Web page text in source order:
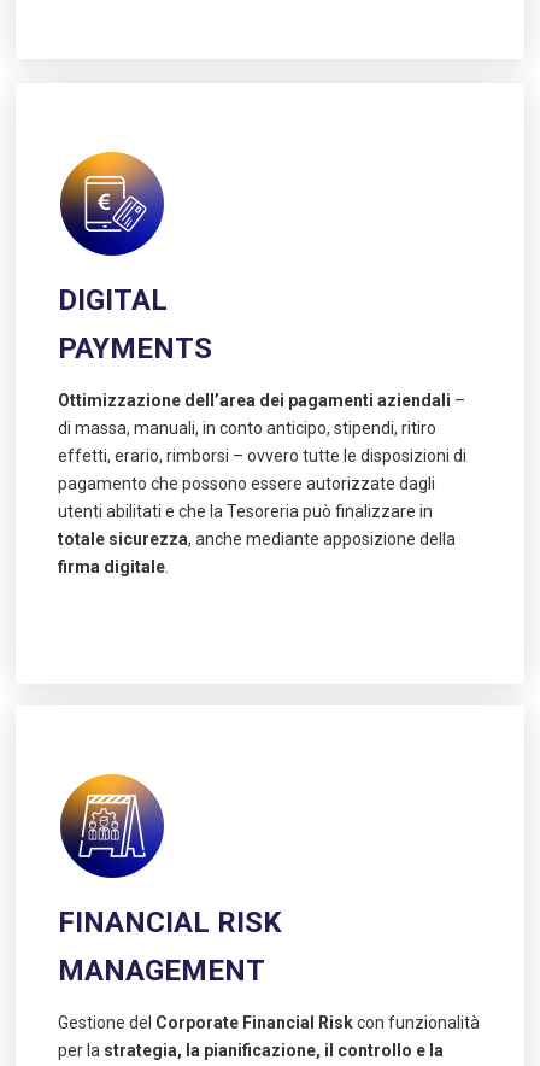
DIGITAL
PAYMENTS
Ottimizzazione dell’area dei pagamenti aziendali –
di massa, manuali, in conto anticipo, stipendi, ritiro
effetti, erario, rimborsi – ovvero tutte le disposizioni di
pagamento che possono essere autorizzate dagli
utenti abilitati e che la Tesoreria può finalizzare in
totale sicurezza, anche mediante apposizione della
firma digitale
FINANCIAL RISK
MANAGEMENT
Gestione del Corporate Financial Riskcon funzionalità
per la strategia, la pianificazione, il controllo e la